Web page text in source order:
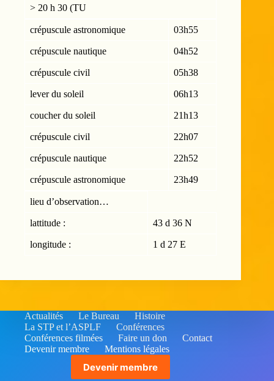
> 20 h 30 (TU
crépuscule astronomique 03h55
crépuscule nautique 04h52
crépuscule civil 05h38
lever du soleil 06h13
coucher du soleil 21h13
crépuscule civil 22h07
crépuscule nautique 22h52
crépuscule astronomique 23h49
lieu d’observation…
lattitude : 43 d 36 N
longitude : 1 d 27 E
Actualités Le Bureau
Histoire
La STP et l’ASPLF
Conférences
Conférences filmées
Faire un don
Contact
Devenir membre
Mentions légales
Devenir membre